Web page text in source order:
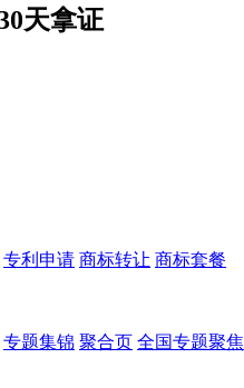
天拿证
专利申请 商标转让 商标套餐
专题集锦 聚合页 全国专题聚焦